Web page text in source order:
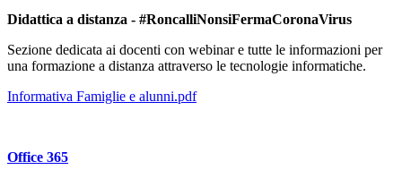
Didattica a distanza - #RoncalliNonsiFermaCoronaVirus
Sezione dedicata ai docenti con webinar e tutte le informazioni per
una formazione a distanza attraverso le tecnologie informatiche.
Informativa Famiglie e alunni.pdf
Office 365